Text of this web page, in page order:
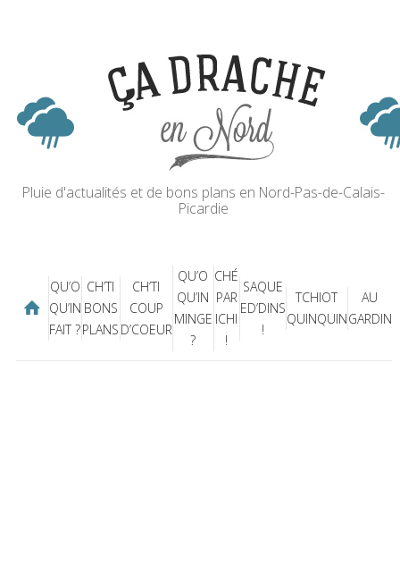
Pluie d'actualités et de bons plans en Nord-Pas-de-Calais-
Picardie
QU’O
QU’IN
FAIT ?
CH’TI
BONS
PLANS
CH’TI
COUP
D’COEUR
QU’O
QU’IN
MINGE
?
CHÉ
PAR
ICHI
!
SAQUE
ED’DINS
!
TCHIOT
QUINQUIN
AU
GARDIN